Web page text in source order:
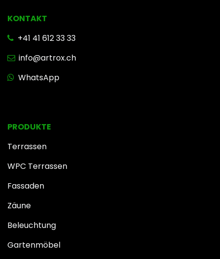
KONTAKT
+41 41 612 33 33
info@artrox.ch
WhatsApp
PRODUKTE
Terrassen
WPC Terrassen
Fassaden
Zäune
Beleuchtung
Gartenmöbel